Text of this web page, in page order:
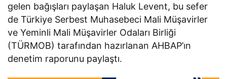
gelen bağışları paylaşan Haluk Levent, bu sefer
de Türkiye Serbest Muhasebeci Mali Müşavirler
ve Yeminli Mali Müşavirler Odaları Birliği
(TÜRMOB) tarafından hazırlanan AHBAP’ın
denetim raporunu paylaştı.